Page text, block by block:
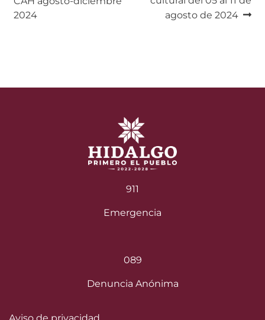
de
2024
agosto de 2024
911
Emergencia
089
Denuncia Anónima